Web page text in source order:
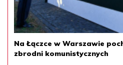
Na Łączce w Warszawie
zbrodni komunistycznych